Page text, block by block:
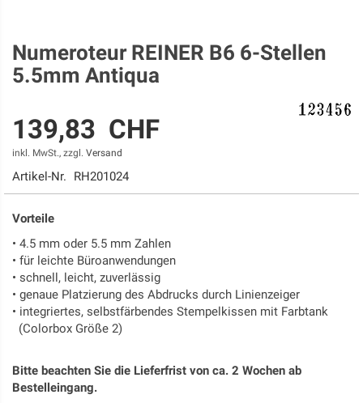
Zum
Anfang
der
springen
Numeroteur REINER B6 6-Stellen
5.5mm Antiqua
139,83 CHF
inkl. MwSt., zzgl. Versand
Artikel-Nr. RH201024
Vorteile
• 4.5 mm oder 5.5 mm Zahlen
• für leichte Büroanwendungen
• schnell, leicht, zuverlässig
• genaue Platzierung des Abdrucks durch Linienzeiger
• integriertes, selbstfärbendes Stempelkissen mit Farbtank
(Colorbox Größe 2)
Bitte beachten Sie die Lieferfrist von ca. 2 Wochen ab
Bestelleingang.